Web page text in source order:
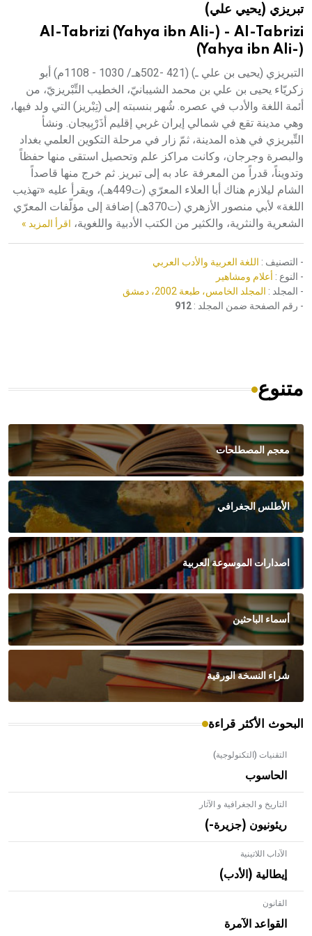
هيئة الموسوعة العربية تطلق موسوعات جديدة في عام 2026
تبريزي (يحيي علي)
Al-Tabrizi (Yahya ibn Ali-) - Al-Tabrizi
(Yahya ibn Ali-)
التبريزي (يحيى بن علي ـ) (421 -502هـ/ 1030 - 1108م) أبو
زكريّاء يحيى بن علي بن محمد الشيبانيّ، الخطيب التِّبْريزيّ، من
أئمة اللغة والأدب في عصره. شُهر بنسبته إلى (تِبْريز) التي ولد فيها،
وهي مدينة تقع في شمالي إيران غربي إقليم أذَرْبِيجان. ونشأ
التِّبريزي في هذه المدينة، ثمّ زار في مرحلة التكوين العلمي بغداد
والبصرة وجرجان، وكانت مراكز علم وتحصيل استقى منها حفظاً
وتدويناً، قدراً من المعرفة عاد به إلى تبريز. ثم خرج منها قاصداً
الشام ليلازم هناك أبا العلاء المعرّي (ت449هـ)، ويقرأ عليه «تهذيب
اللغة» لأبي منصور الأزهري (ت370هـ) إضافة إلى مؤلّفات المعرّي
الشعرية والنثرية، والكثير من الكتب الأدبية واللغوية، اقرأ المزيد »
- التصنيف : اللغة العربية والأدب العربي
- النوع : أعلام ومشاهير
- المجلد : المجلد الخامس، طبعة 2002، دمشق
- رقم الصفحة ضمن المجلد : 912
متنوع
معجم المصطلحات
الأطلس الجغرافي
اصدارات الموسوعة العربية
أسماء الباحثين
شراء النسخة الورقية
البحوث الأكثر قراءة
التقنيات (التكنولوجية)
الحاسوب
التاريخ و الجغرافية و الآثار
ريئونيون (جزيرة-)
الآداب اللاتينية
إيطالية (الأدب)
القانون
القواعد الآمرة
- هل تعلم أن الأبلق نوع من الفنون الهندسية التي ارتبطت
بالعمارة الإسلامية في بلاد الشام ومصر خاصة، حيث يحرص